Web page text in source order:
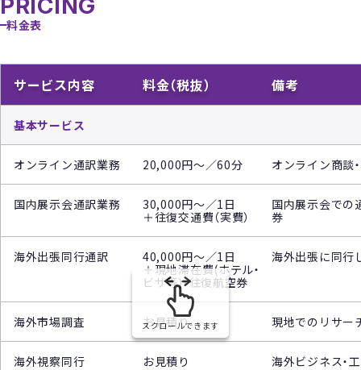
PRICING
料金表
サービス内容 料金（税抜） 備考
基本サービス
オンライン通訳業務 20,000円～／60分 オンライン商談
国内展示会通訳業務
30,000円～／1日
＋往復交通費（実費）
国内展示会での
券
海外出張同行通訳
40,000円～／1日
＋現地滞在費(ホテル・
ビザ等)・往復航空券
海外出張に同行
海外市場調査 お見積り 現地でのリサー
海外視察同行 お見積り 海外ビジネス・
スクロールできます